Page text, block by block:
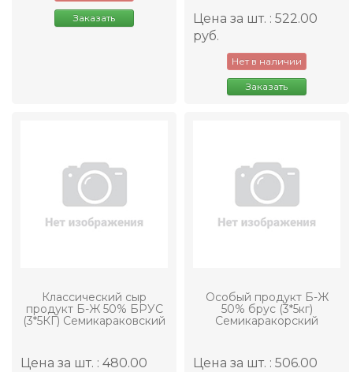
Заказать
Цена за шт. : 522.00
руб.
Нет в наличии
Заказать
Классический сыр
продукт Б-Ж 50% БРУС
(3*5КГ) Семикараковский
Цена за шт. : 480.00
Особый продукт Б-Ж
50% брус (3*5кг)
Семикаракорский
Цена за шт. : 506.00